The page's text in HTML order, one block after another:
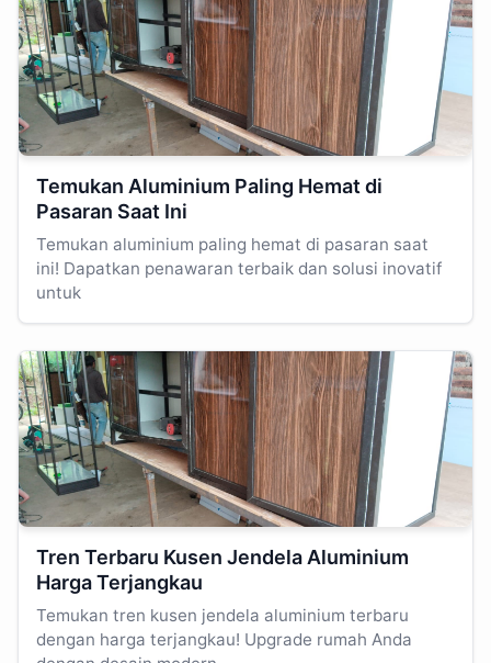
Temukan Aluminium Paling Hemat di
Pasaran Saat Ini
Temukan aluminium paling hemat di pasaran saat
ini! Dapatkan penawaran terbaik dan solusi inovatif
untuk
Tren Terbaru Kusen Jendela Aluminium
Harga Terjangkau
Temukan tren kusen jendela aluminium terbaru
dengan harga terjangkau! Upgrade rumah Anda